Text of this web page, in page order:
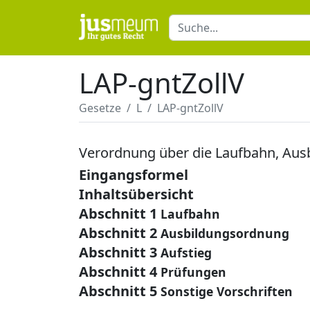
LAP-gntZollV
Gesetze L LAP-gntZollV
Verordnung über die Laufbahn,
Eingangsformel
Inhaltsübersicht
Abschnitt 1 Laufbahn
Abschnitt 2 Ausbildungsordnung
Abschnitt 3 Aufstieg
Abschnitt 4 Prüfungen
Abschnitt 5 Sonstige Vorschriften